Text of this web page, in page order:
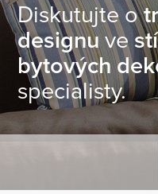
Diskutujte o
designuve
bytových
specialisty.